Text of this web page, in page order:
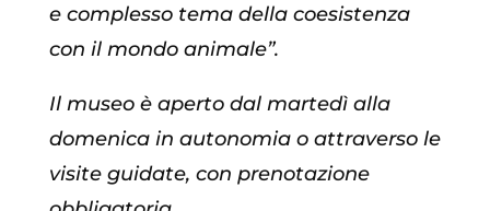
e complesso tema della coesistenza
con il mondo animale”.
Il museo è aperto dal martedì alla
domenica in autonomia o attraverso le
visite guidate, con prenotazione